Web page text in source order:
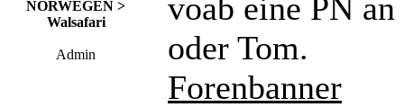
NORWEGEN >
Walsafari
Admin
voab eine PN
oder Tom.
Forenbanner